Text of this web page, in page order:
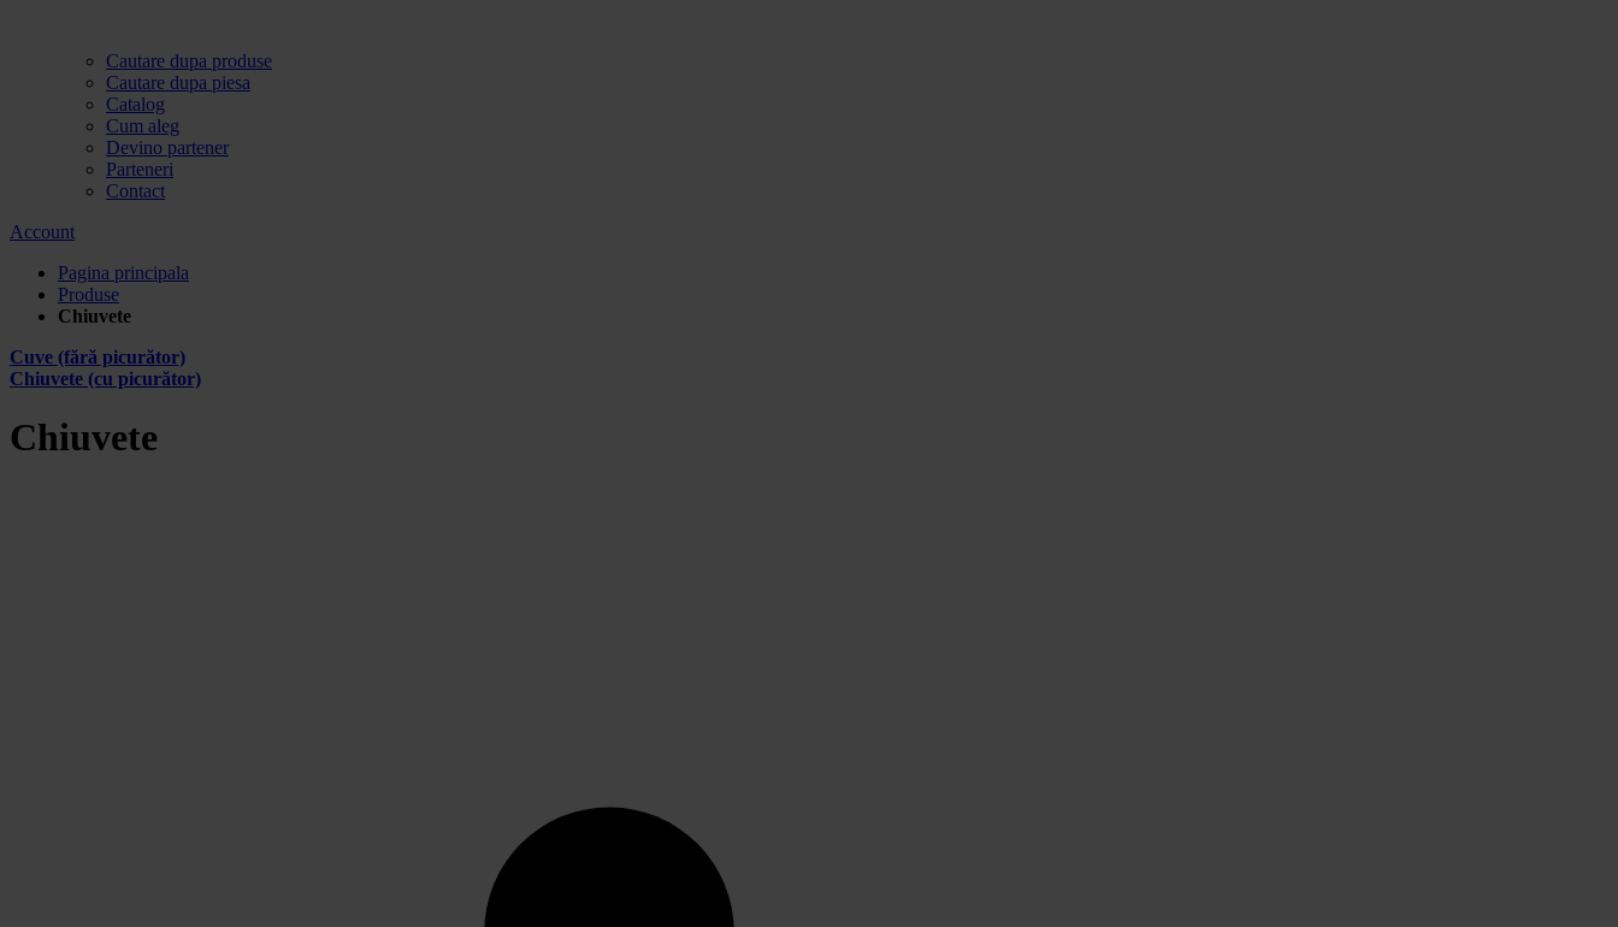
Cautare dupa produse
Cautare dupa piesa
Catalog
Cum aleg
Devino partener
Parteneri
Contact
Account
Pagina principala
Produse
Chiuvete
Cuve (fără picurător)
Chiuvete (cu picurător)
Chiuvete